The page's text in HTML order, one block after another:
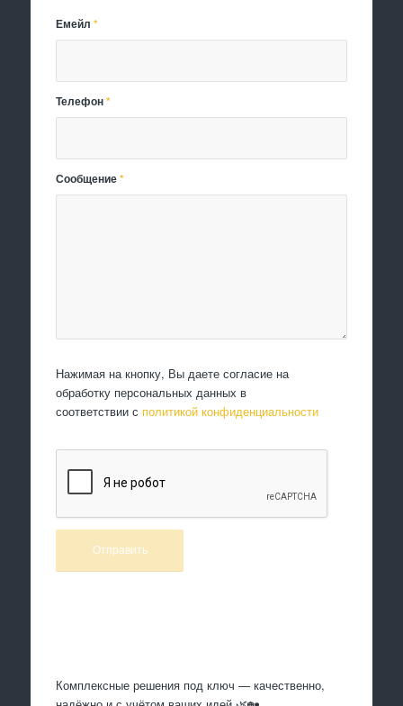
Емейл*
Телефон*
Сообщение*
Нажимая на кнопку, Вы даете согласие на
обработку персональных данных в
соответствии с политикой конфиденциальности
Комплексные решения под ключ — качественно,